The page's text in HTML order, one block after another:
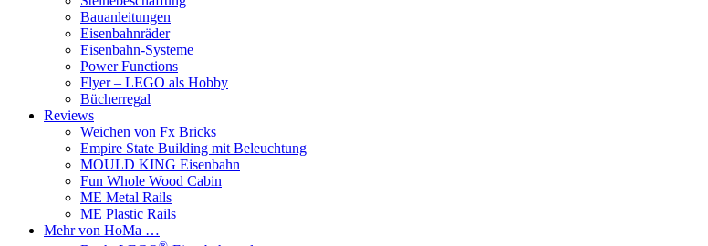
Bauanleitungen
Eisenbahnräder
Eisenbahn-Systeme
Power Functions
Flyer – LEGO als Hobby
Bücherregal
Reviews
Weichen von Fx Bricks
Empire State Building mit Beleuchtung
MOULD KING Eisenbahn
Fun Whole Wood Cabin
ME Metal Rails
ME Plastic Rails
Mehr von HoMa …